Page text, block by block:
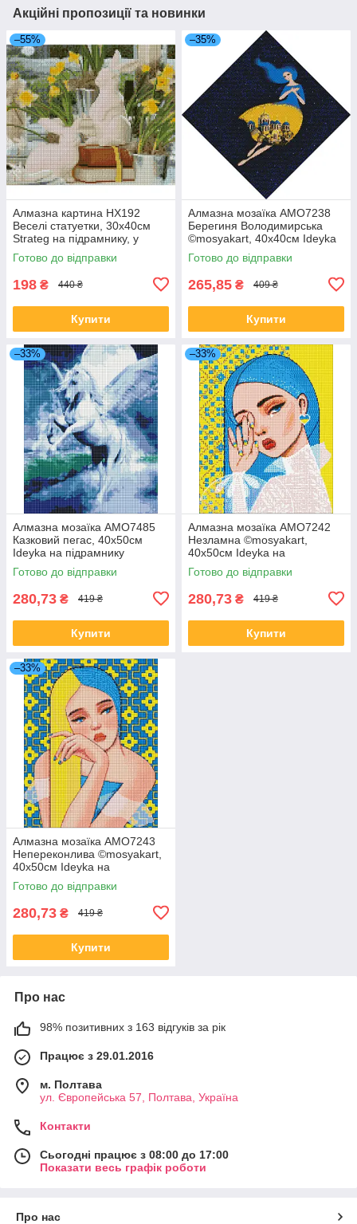
Акційні пропозиції та новинки
–55%
Алмазна картина HX192
Веселі статуетки, 30х40см
Strateg на підрамнику, у
подарунковій упаковці
Готово до відправки
198 ₴ 440 ₴
Купити
–35%
Алмазна мозаїка AMO7238
Берегиня Володимирська
©mosyakart, 40х40см Ideyka
на підрамнику
Готово до відправки
265,85 ₴ 409 ₴
Купити
–33%
Алмазна мозаїка AMO7485
Казковий пегас, 40x50см
Ideyka на підрамнику
Готово до відправки
280,73 ₴ 419 ₴
Купити
–33%
Алмазна мозаїка AMO7242
Незламна ©mosyakart,
40х50см Ideyka на
підрамнику
Готово до відправки
280,73 ₴ 419 ₴
Купити
–33%
Алмазна мозаїка AMO7243
Непереконлива ©mosyakart,
40х50см Ideyka на
підрамнику
Готово до відправки
280,73 ₴ 419 ₴
Купити
Про нас
98% позитивних з 163 відгуків за рік
Працює з 29.01.2016
м. Полтава
ул. Європейська 57, Полтава, Україна
Контакти
Сьогодні працює з 08:00 до 17:00
Показати весь графік роботи
Про нас